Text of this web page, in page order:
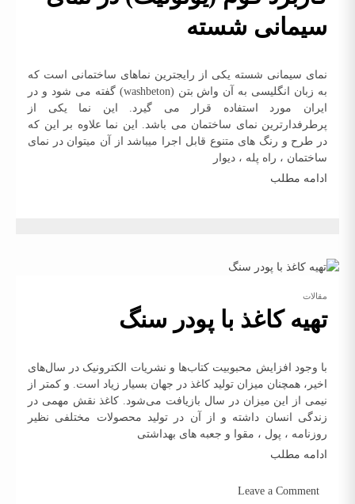
سیمانی شسته
نمای سیمانی شسته یکی از رایجترین نماهای ساختمانی است که
به زبان انگلیسی به آن واش بتن (washbeton) گفته می شود و در
ایران مورد استفاده قرار می گیرد. این نما یکی از
پرطرفدارترین نمای ساختمان می باشد. این نما علاوه بر این که
در طرح و رنگ های متنوع قابل اجرا میباشد از آن میتوان در نمای
ساختمان ، راه پله ، دیوار
ادامه مطلب
مقالات
تهیه کاغذ با پودر سنگ
با وجود افزایش محبوبیت کتاب‌ها و نشریات الکترونیک در سال‌های
اخیر، همچنان میزان تولید کاغذ در جهان بسیار زیاد است. و کمتر از
نیمی از این میزان در سال بازیافت می‌شود. کاغذ نقش مهمی در
زندگی انسان داشته و از آن در تولید محصولات مختلفی نظیر
روزنامه ، پول ، مقوا و جعبه های بهداشتی
ادامه مطلب
Leave a Comment